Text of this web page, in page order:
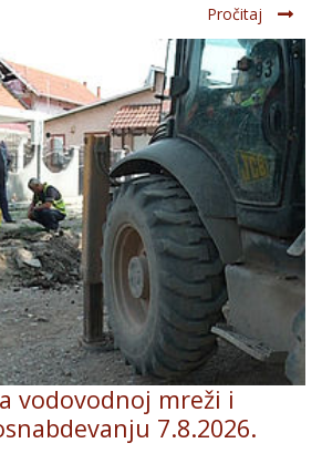
Pročitaj
vodovodnoj mreži i
7.8.2026.